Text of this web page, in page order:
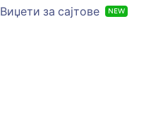
Виџети за сајтове NEW